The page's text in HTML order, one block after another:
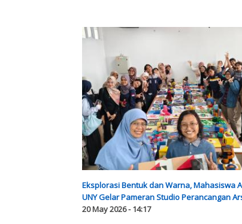
Eksplorasi Bentuk dan Warna, Mahasiswa
UNY Gelar Pameran Studio Perancangan
20 May 2026 - 14:17